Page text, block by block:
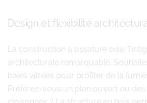
Design et flexibilité
La construction à ossature bois
architecturale remarquable.
baies vitrées pour profiter de la
Préférez-vous un plan ouvert ou des